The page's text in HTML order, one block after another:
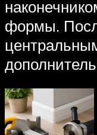
формы.